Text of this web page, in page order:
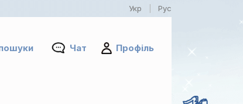
Укр Рус
Чат Профіль